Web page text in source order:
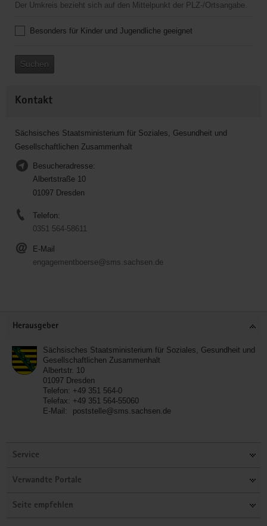
Der Umkreis bezieht sich auf den Mittelpunkt der PLZ-/Ortsangabe.
Besonders für Kinder und Jugendliche geeignet
Suchen
Kontakt
Sächsisches Staatsministerium für Soziales, Gesundheit und
Gesellschaftlichen Zusammenhalt
Besucheradresse:
Albertstraße 10
01097 Dresden
Telefon:
0351 564-58611
E-Mail
engagementboerse@sms.sachsen.de
Herausgeber
Sächsisches Staatsministerium für Soziales, Gesundheit und
Gesellschaftlichen Zusammenhalt
Albertstr. 10
01097 Dresden
Telefon: +49 351 564-0
Telefax: +49 351 564-55060
E-Mail:
poststelle@sms.sachsen.de
Service
Verwandte Portale
Seite empfehlen